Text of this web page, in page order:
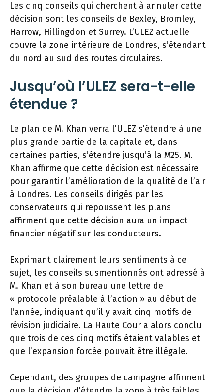
Les cinq conseils qui cherchent à annuler cette
décision sont les conseils de Bexley, Bromley,
Harrow, Hillingdon et Surrey. L’ULEZ actuelle
couvre la zone intérieure de Londres, s’étendant
du nord au sud des routes circulaires.
Jusqu’où l’ULEZ sera-t-elle
étendue ?
Le plan de M. Khan verra l’ULEZ s’étendre à une
plus grande partie de la capitale et, dans
certaines parties, s’étendre jusqu’à la M25. M.
Khan affirme que cette décision est nécessaire
pour garantir l’amélioration de la qualité de l’air
à Londres. Les conseils dirigés par les
conservateurs qui repoussent les plans
affirment que cette décision aura un impact
financier négatif sur les conducteurs.
Exprimant clairement leurs sentiments à ce
sujet, les conseils susmentionnés ont adressé à
M. Khan et à son bureau une lettre de
« protocole préalable à l’action » au début de
l’année, indiquant qu’il y avait cinq motifs de
révision judiciaire. La Haute Cour a alors conclu
que trois de ces cinq motifs étaient valables et
que l’expansion forcée pouvait être illégale.
Cependant, des groupes de campagne affirment